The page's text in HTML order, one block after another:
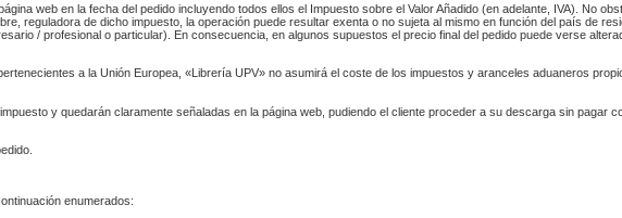
web en la fecha del pedido incluyendo todos ellos el Impuesto sobre el Valor Añadido (en adelante, IVA). No
reguladora de dicho impuesto, la operación puede resultar exenta o no sujeta al mismo en función del país de
/ profesional o particular). En consecuencia, en algunos supuestos el precio final del pedido puede verse
a la Unión Europea, «Librería UPV» no asumirá el coste de los impuestos y aranceles aduaneros
y quedarán claramente señaladas en la página web, pudiendo el cliente proceder a su descarga sin pagar
enumerados: